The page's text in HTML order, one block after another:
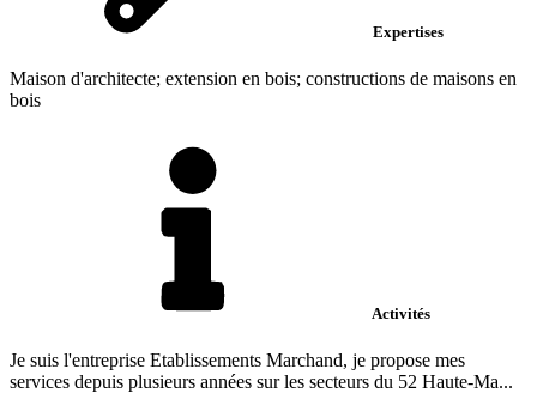
Expertises
Maison d'architecte; extension en bois; constructions de maisons en
bois
Activités
Je suis l'entreprise Etablissements Marchand, je propose mes
services depuis plusieurs années sur les secteurs du 52 Haute-Ma...